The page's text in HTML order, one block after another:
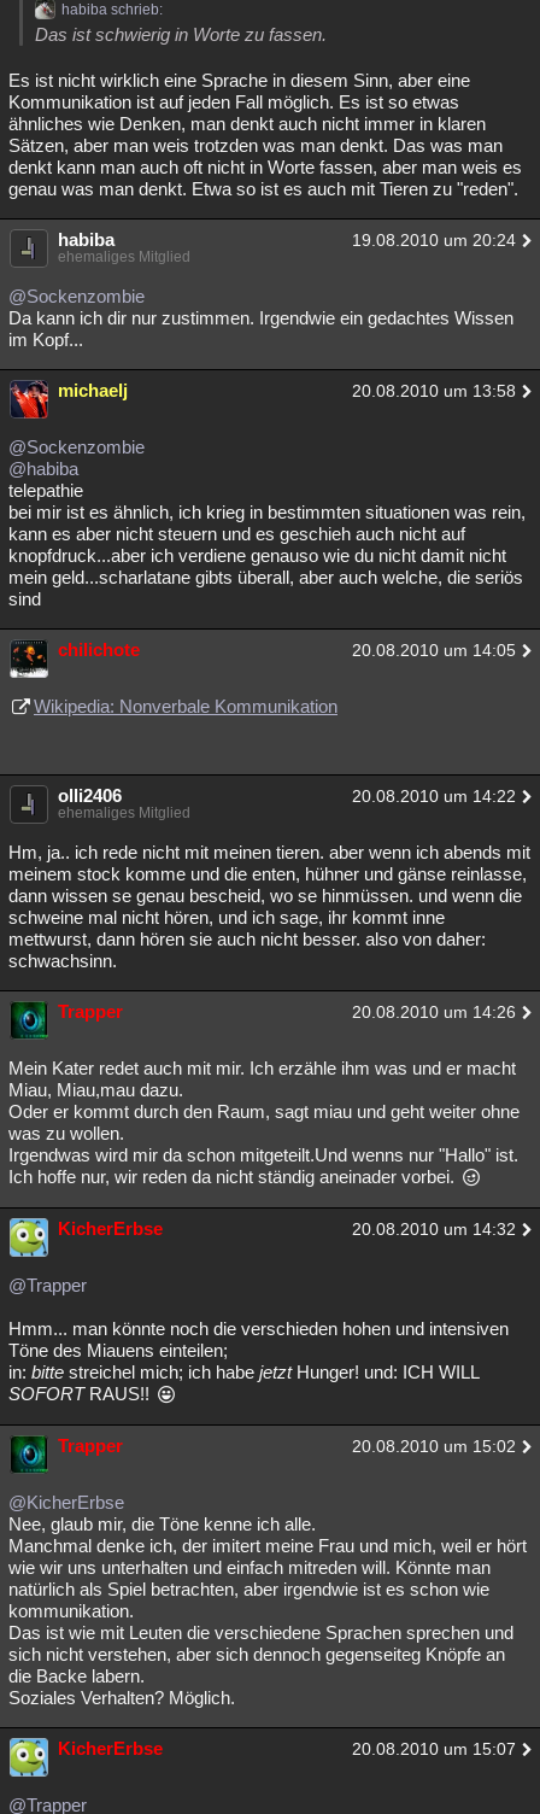
habiba schrieb:
Das ist schwierig in Worte zu fassen.
Es ist nicht wirklich eine Sprache in diesem Sinn, aber eine
Kommunikation ist auf jeden Fall möglich. Es ist so etwas
ähnliches wie Denken, man denkt auch nicht immer in klaren
Sätzen, aber man weis trotzden was man denkt. Das was man
denkt kann man auch oft nicht in Worte fassen, aber man weis es
genau was man denkt. Etwa so ist es auch mit Tieren zu "reden".
habiba 19.08.2010 um 20:24
ehemaliges Mitglied
@Sockenzombie
Da kann ich dir nur zustimmen. Irgendwie ein gedachtes Wissen
im Kopf...
michaelj 20.08.2010 um 13:58
@Sockenzombie
@habiba
telepathie
bei mir ist es ähnlich, ich krieg in bestimmten situationen was rein,
kann es aber nicht steuern und es geschieh auch nicht auf
knopfdruck...aber ich verdiene genauso wie du nicht damit nicht
mein geld...scharlatane gibts überall, aber auch welche, die seriös
sind
chilichote 20.08.2010 um 14:05
Wikipedia: Nonverbale Kommunikation
olli2406 20.08.2010 um 14:22
ehemaliges Mitglied
Hm, ja.. ich rede nicht mit meinen tieren. aber wenn ich abends mit
meinem stock komme und die enten, hühner und gänse reinlasse,
dann wissen se genau bescheid, wo se hinmüssen. und wenn die
schweine mal nicht hören, und ich sage, ihr kommt inne
mettwurst, dann hören sie auch nicht besser. also von daher:
schwachsinn.
Trapper 20.08.2010 um 14:26
Mein Kater redet auch mit mir. Ich erzähle ihm was und er macht
Miau, Miau,mau dazu.
Oder er kommt durch den Raum, sagt miau und geht weiter ohne
was zu wollen.
Irgendwas wird mir da schon mitgeteilt.Und wenns nur "Hallo" ist.
Ich hoffe nur, wir reden da nicht ständig aneinader vorbei.
KicherErbse 20.08.2010 um 14:32
@Trapper
Hmm... man könnte noch die verschieden hohen und intensiven
Töne des Miauens einteilen;
in: bitte streichel mich; ich habe jetztHunger! und: ICH WILL
SOFORTRAUS!!
Trapper 20.08.2010 um 15:02
@KicherErbse
Nee, glaub mir, die Töne kenne ich alle.
Manchmal denke ich, der imitert meine Frau und mich, weil er hört
wie wir uns unterhalten und einfach mitreden will. Könnte man
natürlich als Spiel betrachten, aber irgendwie ist es schon wie
kommunikation.
Das ist wie mit Leuten die verschiedene Sprachen sprechen und
sich nicht verstehen, aber sich dennoch gegenseiteg Knöpfe an
die Backe labern.
Soziales Verhalten? Möglich.
KicherErbse 20.08.2010 um 15:07
@Trapper